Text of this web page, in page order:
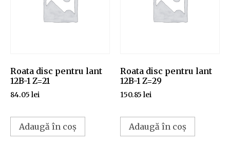
Roata disc pentru lant
12B-1 Z=21
84.05 lei
Adaugă în coș
Roata disc pentru lant
12B-1 Z=29
150.85 lei
Adaugă în coș